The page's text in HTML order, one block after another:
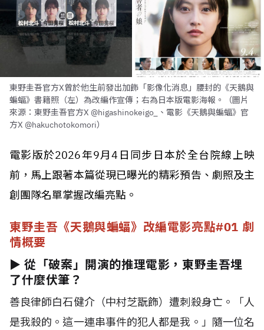
東野圭吾官方X曾於他生前發出加飾「影像化消息」腰封的《天鵝與
蝙蝠》書籍照（左）為改編作宣傳；右為日本版電影海報。（圖片
來源：東野圭吾官方X @higashinokeigo_、電影《天鵝與蝙蝠》官
方X @hakuchotokomori）
電影版於2026年9月4日同步日本於全台院線上映
前，馬上跟著本篇從現已曝光的精彩預告、劇照及主
創團隊名單掌握改編亮點。
東野圭吾《天鵝與蝙蝠》改編電影亮點#01 劇
情概要
► 從「破案」開演的推理電影，東野圭吾埋
了什麼伏筆？
善良律師白石健介（中村芝翫飾）遭刺殺身亡。「人
是我殺的。這一連串事件的犯人都是我。」隨一位名